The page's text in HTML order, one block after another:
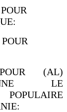
(AL)
LE